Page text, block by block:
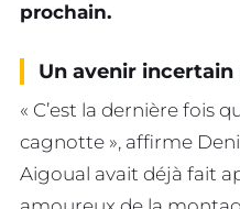
prochain.
Un avenir incertain
« C’est la dernière fois
cagnotte », affirme
Aigoual avait déjà fait